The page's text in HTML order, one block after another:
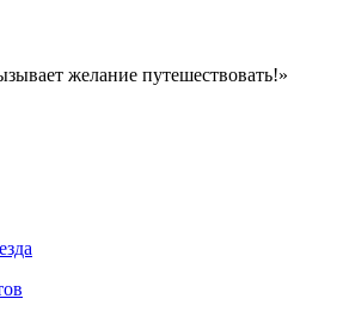
желание путешествовать!»